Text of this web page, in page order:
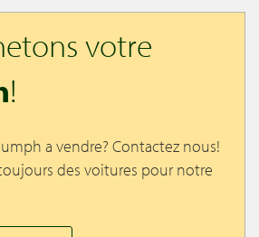
votre
!
a vendre? Contactez nous!
des voitures pour notre